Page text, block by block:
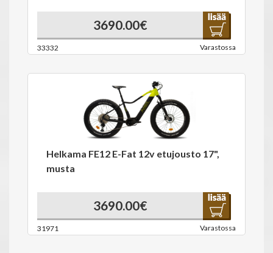
3690.00€
33332 Varastossa
Helkama FE12 E-Fat 12v etujousto 17",
musta
3690.00€
31971 Varastossa